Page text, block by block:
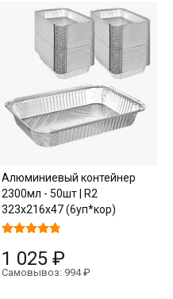
Алюминиевый контейнер
2300мл - 50шт | R2
323х216х47 (6уп*кор)
1 025 ₽
Самовывоз: 994 ₽